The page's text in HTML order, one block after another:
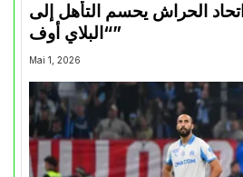
: اتحاد الحراش يحسم التأهل إلى
“البلاي أوف”
Mai 1, 2026